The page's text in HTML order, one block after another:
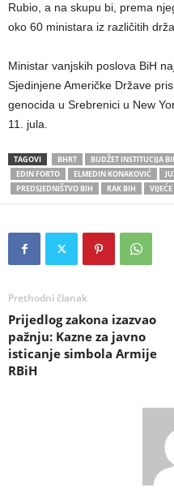
Rubio, a na skupu bi, prema
oko 60 ministara iz različitih
Ministar vanjskih poslova BiH
Sjedinjene Američke Države
genocida u Srebrenici u New
11. jula.
TAGOVI BHRT BUDŽET INSTITUCIJA
EDIN FORTO
ELMEDIN KONAKOVIĆ
PREDSJEDNIŠTVO BIH
RAK BIH
Prethodni članak
Prijedlog zakona izazvao
pažnju: Kazne za javno
isticanje simbola Armije
RBiH